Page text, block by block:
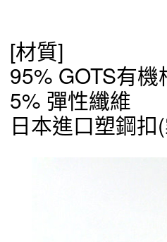
[材質]
95% GOTS有
5% 彈性纖維
日本進口塑鋼扣